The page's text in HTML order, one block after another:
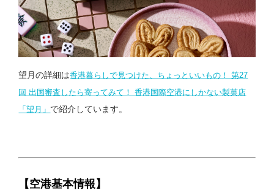
望月の詳細は香港暮らしで見つけた、ちょっといいもの！ 第27
回 出国審査したら寄ってみて！ 香港国際空港にしかない製菓店
「望月」 で紹介しています。
【空港基本情報】